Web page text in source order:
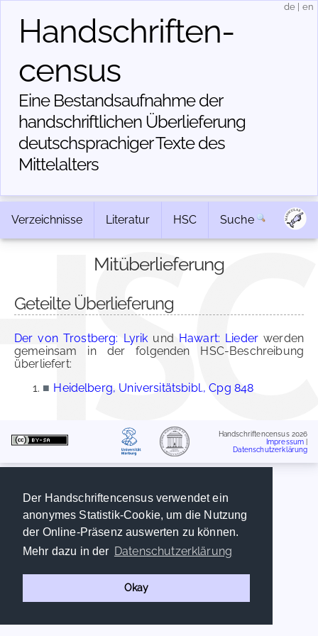
Der Handschriftencensus verwendet ein
anonymes Statistik-Cookie, um die Nutzung
der Online-Präsenz auswerten zu können.
Mehr dazu in der Datenschutzerklärung
Okay
Handschriften­
census
Eine Bestandsaufnahme der
handschriftlichen Über­lieferung
deutschsprachiger Texte des
Mittelalters
de en
Verzeichnisse Literatur HSC Suche
Mitüberlieferung
Geteilte Überlieferung
Der von Trostberg: Lyrik und Hawart: Lieder werden
gemeinsam in der folgenden HSC-Beschreibung
überliefert:
■ Heidelberg, Universitätsbibl., Cpg 848
Handschriftencensus 2026
Impressum
Datenschutzerklärung